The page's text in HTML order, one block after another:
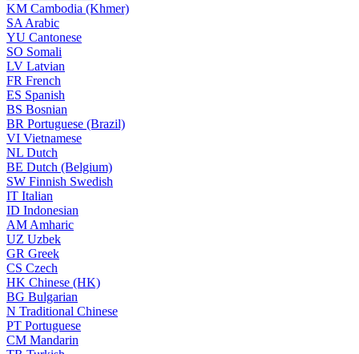
KM Cambodia (Khmer)
SA Arabic
YU Cantonese
SO Somali
LV Latvian
FR French
ES Spanish
BS Bosnian
BR Portuguese (Brazil)
VI Vietnamese
NL Dutch
BE Dutch (Belgium)
SW Finnish Swedish
IT Italian
ID Indonesian
AM Amharic
UZ Uzbek
GR Greek
CS Czech
HK Chinese (HK)
BG Bulgarian
N Traditional Chinese
PT Portuguese
CM Mandarin